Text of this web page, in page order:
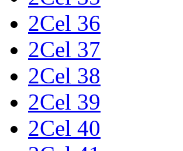
2Cel 36
2Cel 37
2Cel 38
2Cel 39
2Cel 40